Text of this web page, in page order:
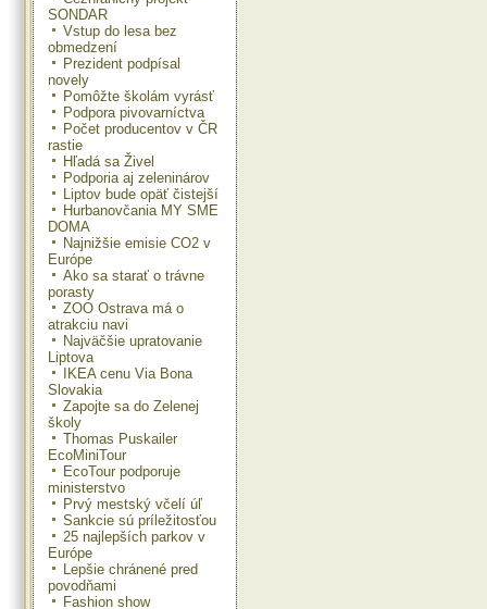
SONDAR
Vstup do lesa bez
obmedzení
Prezident podpísal
novely
Pomôžte školám vyrásť
Podpora pivovarníctva
Počet producentov v ČR
rastie
Hľadá sa Živel
Podporia aj zeleninárov
Liptov bude opäť čistejší
Hurbanovčania MY SME
DOMA
Najnižšie emisie CO2 v
Európe
Ako sa starať o trávne
porasty
ZOO Ostrava má o
atrakciu navi
Najväčšie upratovanie
Liptova
IKEA cenu Via Bona
Slovakia
Zapojte sa do Zelenej
školy
Thomas Puskailer
EcoMiniTour
EcoTour podporuje
ministerstvo
Prvý mestský včelí úľ
Sankcie sú príležitosťou
25 najlepších parkov v
Európe
Lepšie chránené pred
povodňami
Fashion show